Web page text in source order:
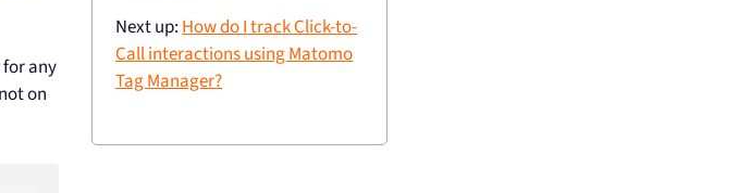
any
on
Next up: How do I track Click-to-
Call interactions using Matomo
Tag Manager?